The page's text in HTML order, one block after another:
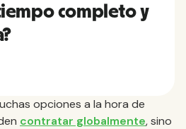
completo y
opciones a la hora de
contratar globalmente, sino